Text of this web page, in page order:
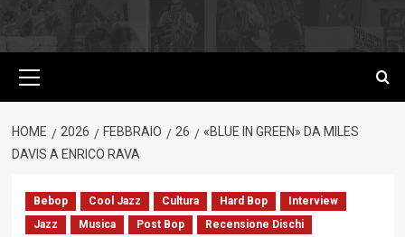
principale
HOME 2026 FEBBRAIO 26
«BLUE IN GREEN» DA MILES
DAVIS A ENRICO RAVA
Bebop Cool Jazz Cultura Hard Bop
Interview
Jazz
Musica Post Bop Recensione Dischi